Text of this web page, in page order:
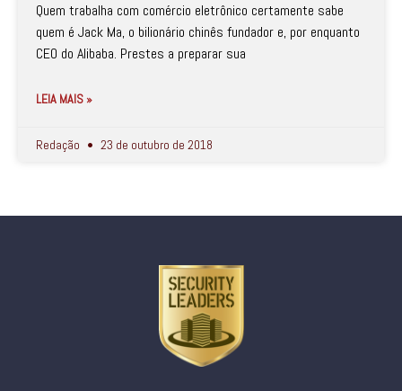
Quem trabalha com comércio eletrônico certamente sabe
quem é Jack Ma, o bilionário chinês fundador e, por enquanto
CEO do Alibaba. Prestes a preparar sua
LEIA MAIS »
Redação 23 de outubro de 2018